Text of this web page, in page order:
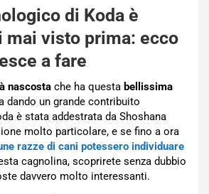
di Koda è
mai visto prima: ecco
a fare
nascosta che ha questa bellissima
dando un grande contribuito
è stata addestrata da Shoshana
molto particolare, e se fino a ora
razze di cani potessero individuare
cagnolina, scoprirete senza dubbio
davvero molto interessanti.